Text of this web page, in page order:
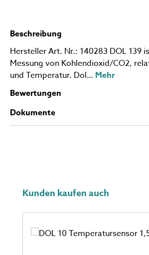
Beschreibung
Hersteller Art. Nr.: 140283 DOL 139
Messung von Kohlendioxid/CO2,
und Temperatur. Dol… Mehr
Bewertungen
Dokumente
Produktgalerie überspringen
Kunden kaufen auch